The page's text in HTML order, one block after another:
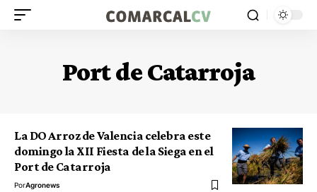
Port de Catarroja
La DO Arroz de Valencia celebra este
domingo la XII Fiesta de la Siega en el
Port de Catarroja
PorAgronews